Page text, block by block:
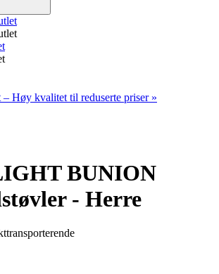
– Høy kvalitet til reduserte priser »
BUNION
- Herre